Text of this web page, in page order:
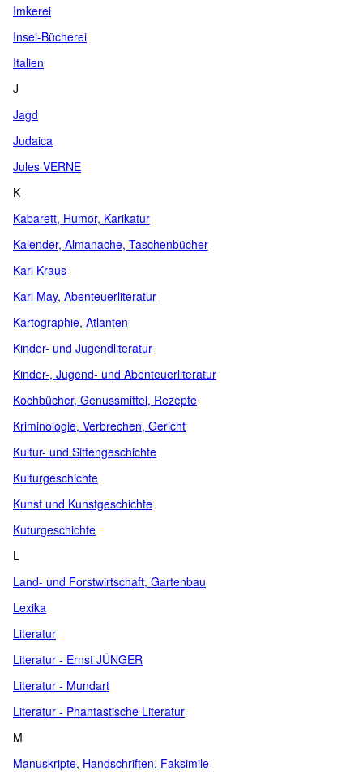
Imkerei
Insel-Bücherei
Italien
J
Jagd
Judaica
Jules VERNE
K
Kabarett, Humor, Karikatur
Kalender, Almanache, Taschenbücher
Karl Kraus
Karl May, Abenteuerliteratur
Kartographie, Atlanten
Kinder- und Jugendliteratur
Kinder-, Jugend- und Abenteuerliteratur
Kochbücher, Genussmittel, Rezepte
Kriminologie, Verbrechen, Gericht
Kultur- und Sittengeschichte
Kulturgeschichte
Kunst und Kunstgeschichte
Kuturgeschichte
L
Land- und Forstwirtschaft, Gartenbau
Lexika
Literatur
Literatur - Ernst JÜNGER
Literatur - Mundart
Literatur - Phantastische Literatur
M
Manuskripte, Handschriften, Faksimile